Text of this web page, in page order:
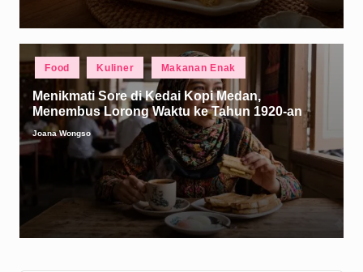
Posted
Food Kuliner Makanan Enak
Menikmati Sore di Kedai Kopi Medan,
Menembus Lorong Waktu ke Tahun 1920-an
Posted
Joana Wongso